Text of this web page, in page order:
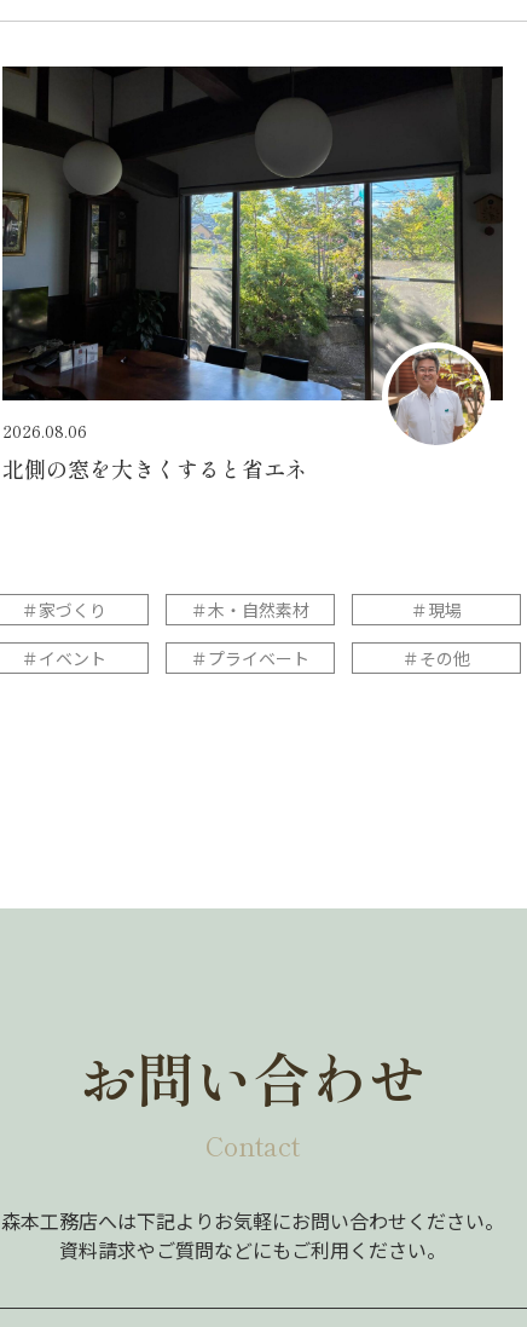
2026.08.06
北側の窓を大きくすると省エネ
＃家づくり ＃木・自然素材 ＃現場
＃イベント ＃プライベート ＃その他
お問い合わせ
Contact
森本工務店へは下記よりお気軽にお問い合わせください。
資料請求やご質問などにもご利用ください。